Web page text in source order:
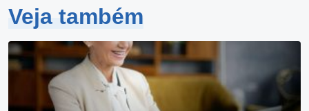
Veja também